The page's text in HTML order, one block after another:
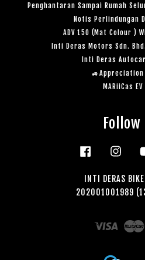
Penghantaran Sampai Rumah
Notis Perlindungan
ADV 150 (Mat Colour )
Inti Deras Motors Sdn.
Inti Deras
🚙Appreciation
MARiiCas
Follow
Facebook
INTI DERAS
202001001989
Visa